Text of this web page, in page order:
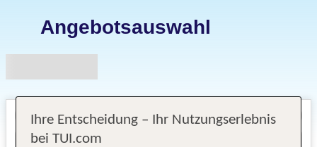
Angebotsauswahl
Ihre Entscheidung – Ihr Nutzungserlebnis
bei TUI.com